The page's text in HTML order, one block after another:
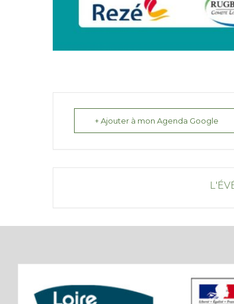
+ Ajouter à mon Agenda Google